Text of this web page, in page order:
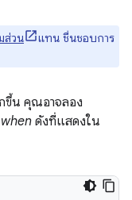
ส่วน
แทน ชื่นชอบการ
ขึ้น คุณอาจลอง
when ดังที่แสดงใน